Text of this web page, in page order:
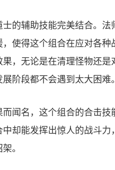
的辅助技能完美结合。
使得这个组合在应对各
，无论是在清理怪物还是
阶段都不会遇到太大困难。
闻名，这个组合的合击
却能发挥出惊人的战斗
。